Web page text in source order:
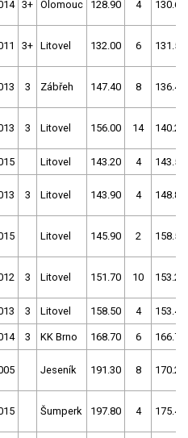
3+ Olomouc 128.90 4 130.60
3+ Litovel 132.00 6 131.50
3 Zábřeh 147.40 8 136.40
3 Litovel 156.00 14 140.20
Litovel 143.20 4 143.50
3 Litovel 143.90 4 148.80
Litovel 145.90 2 158.50
3 Litovel 151.70 10 153.20
3 Litovel 158.50 4 153.40
3 KK Brno 168.70 6 166.70
Jeseník 191.30 8 170.20
Šumperk 197.80 4 175.40